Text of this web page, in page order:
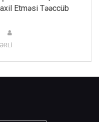
Etməsi Təəccüb